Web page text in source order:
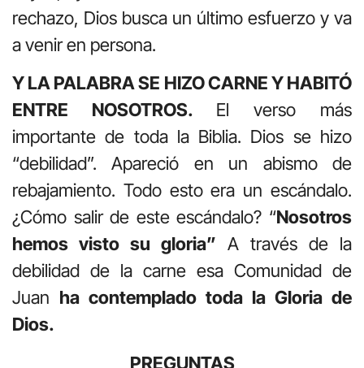
rechazo, Dios busca un último esfuerzo y va
a venir en persona.
Y LA PALABRA SE HIZO CARNE Y HABITÓ
ENTRE NOSOTROS. El verso más
importante de toda la Biblia. Dios se hizo
“debilidad”. Apareció en un abismo de
rebajamiento. Todo esto era un escándalo.
¿Cómo salir de este escándalo? “Nosotros
hemos visto su gloria” A través de la
debilidad de la carne esa Comunidad de
Juan ha contemplado toda la Gloria de
Dios.
PREGUNTAS